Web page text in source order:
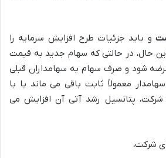
و باید جزئیات طرح افزایش سرمایه را
این حال، در حالتی که سهام جدید به قیمت
شود و صرف سهام به سهامداران قبلی
معمولاً ثابت باقی می ماند یا با
شرکت، پتانسیل رشد آتی آن افزایش می
شرکت،